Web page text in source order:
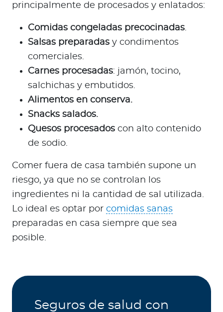
principalmente de procesados y enlatados:
Comidas congeladas precocinadas.
Salsas preparadas y condimentos
comerciales.
Carnes procesadas: jamón, tocino,
salchichas y embutidos.
Alimentos en conserva.
Snacks salados.
Quesos procesados con alto contenido
de sodio.
Comer fuera de casa también supone un
riesgo, ya que no se controlan los
ingredientes ni la cantidad de sal utilizada.
Lo ideal es optar por comidas sanas
preparadas en casa siempre que sea
posible.
Seguros de salud con